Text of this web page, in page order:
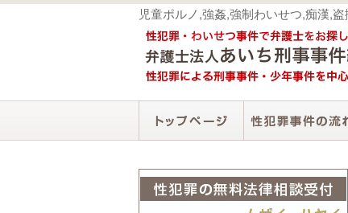
児童ポルノ,強姦,強制わいせつ,痴漢,